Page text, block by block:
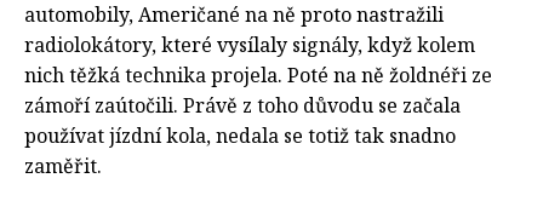
automobily, Američané na ně proto nastražili
radiolokátory, které vysílaly signály, když kolem
nich těžká technika projela. Poté na ně žoldnéři ze
zámoří zaútočili. Právě z toho důvodu se začala
používat jízdní kola, nedala se totiž tak snadno
zaměřit.